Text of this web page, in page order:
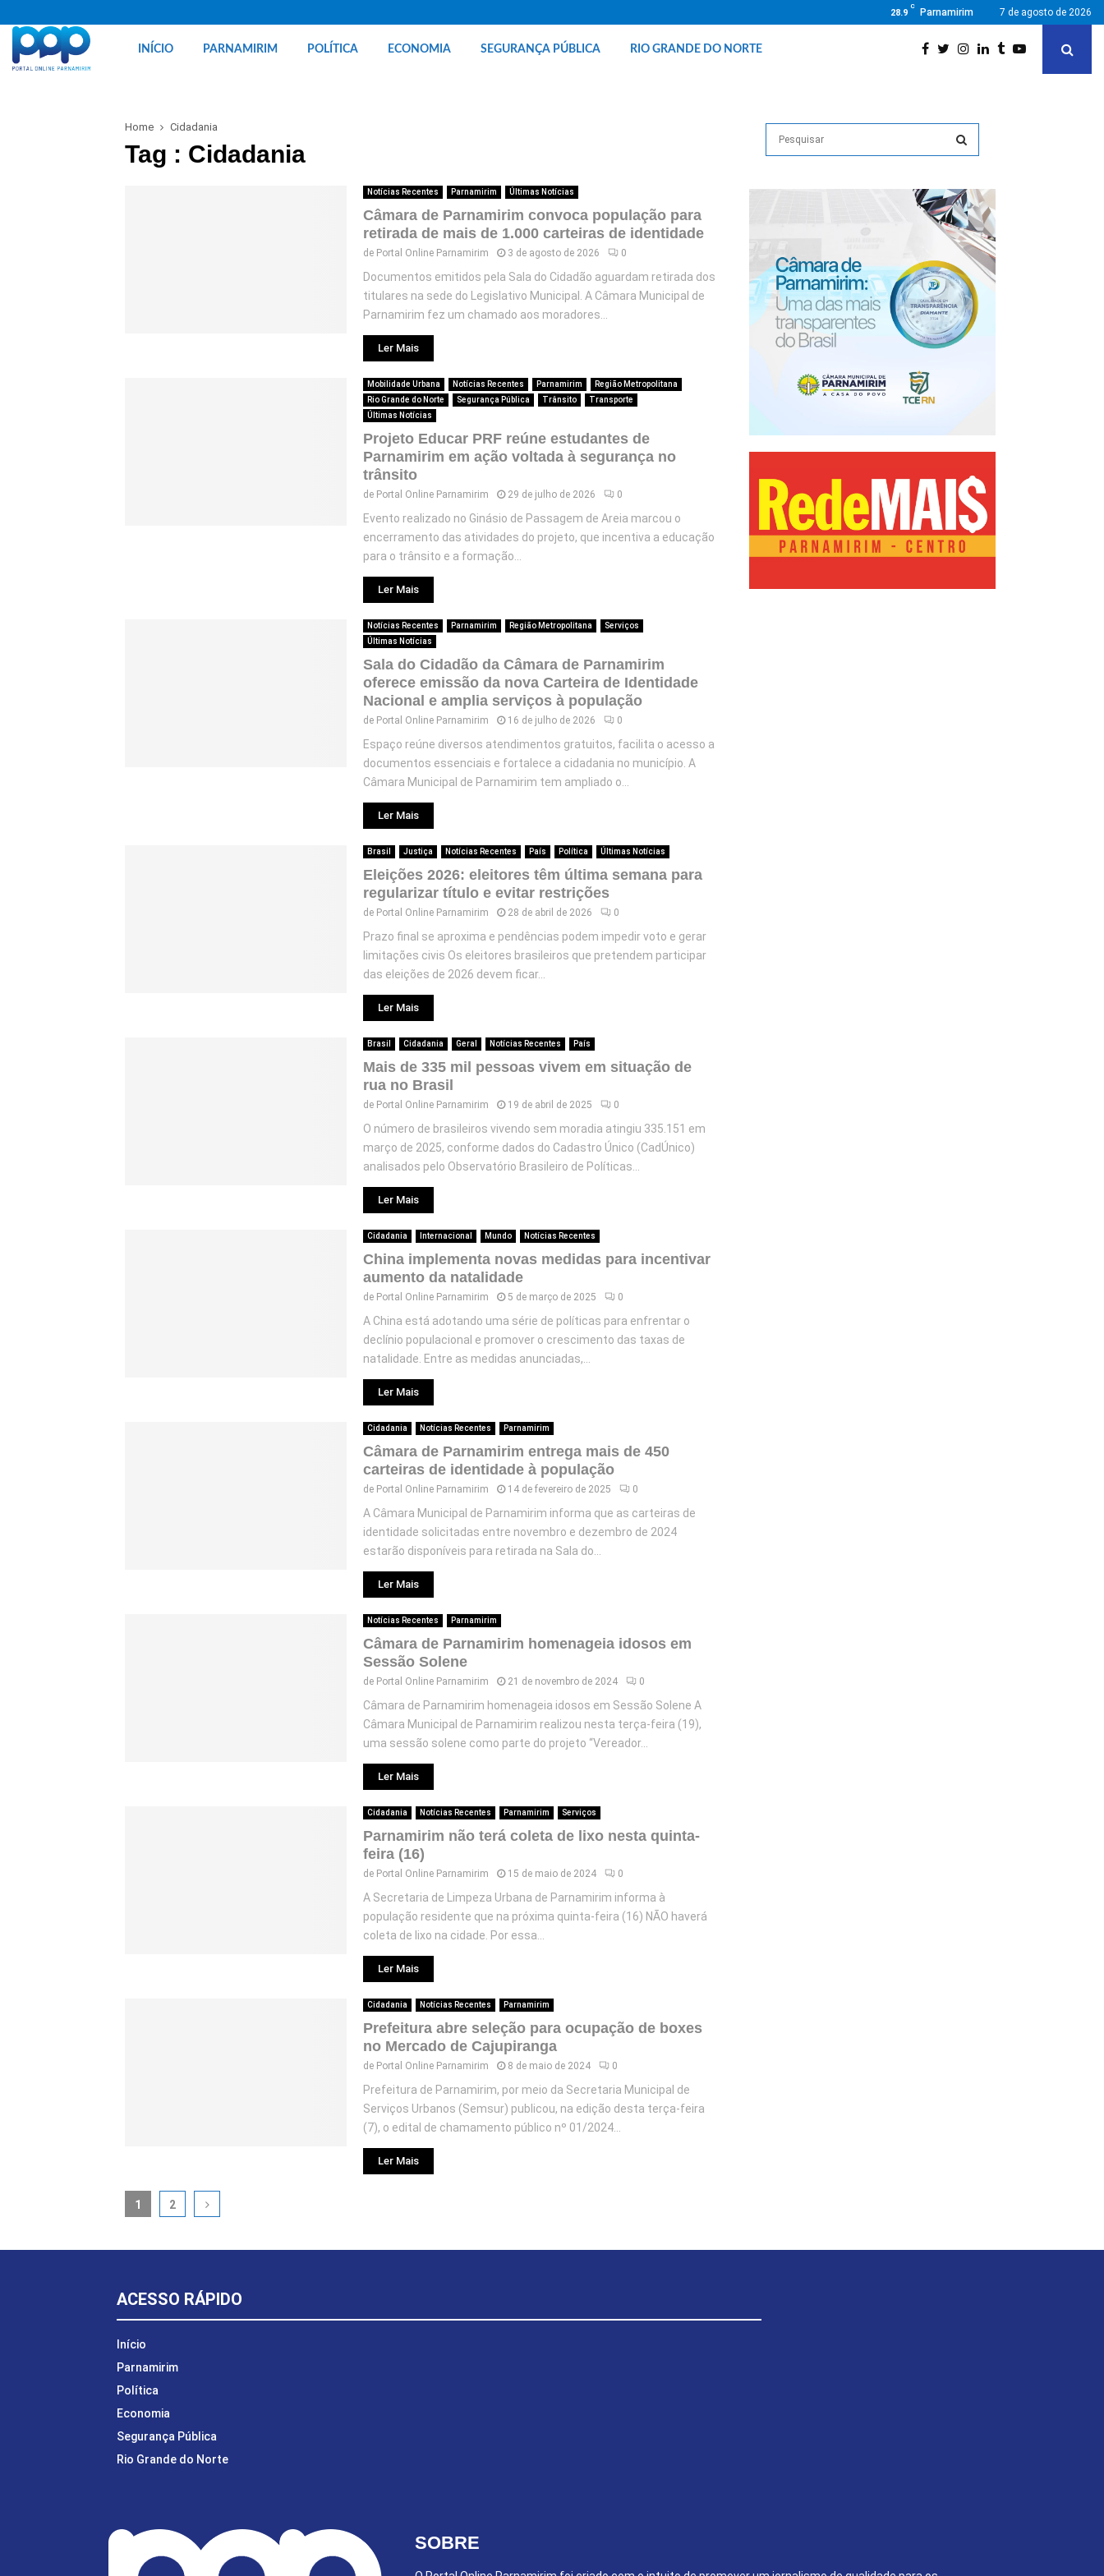
28.9
C
Parnamirim 7 de agosto de 2026
INÍCIO PARNAMIRIM POLÍTICA ECONOMIA SEGURANÇA PÚBLICA RIO GRANDE DO NORTE
Home Cidadania
Tag : Cidadania
Notícias Recentes Parnamirim Últimas Notícias
Câmara de Parnamirim convoca população para
retirada de mais de 1.000 carteiras de identidade
de Portal Online Parnamirim 3 de agosto de 2026 0
Documentos emitidos pela Sala do Cidadão aguardam retirada dos
titulares na sede do Legislativo Municipal. A Câmara Municipal de
Parnamirim fez um chamado aos moradores...
Ler Mais
Mobilidade Urbana Notícias Recentes Parnamirim
Região Metropolitana
Rio Grande do Norte
Segurança Pública Trânsito
Transporte
Últimas Notícias
Projeto Educar PRF reúne estudantes de
Parnamirim em ação voltada à segurança no
trânsito
de Portal Online Parnamirim 29 de julho de 2026 0
Evento realizado no Ginásio de Passagem de Areia marcou o
encerramento das atividades do projeto, que incentiva a educação
para o trânsito e a formação...
Ler Mais
Notícias Recentes Parnamirim Região Metropolitana
Serviços
Últimas Notícias
Sala do Cidadão da Câmara de Parnamirim
oferece emissão da nova Carteira de Identidade
Nacional e amplia serviços à população
de Portal Online Parnamirim 16 de julho de 2026 0
Espaço reúne diversos atendimentos gratuitos, facilita o acesso a
documentos essenciais e fortalece a cidadania no município. A
Câmara Municipal de Parnamirim tem ampliado o...
Ler Mais
Brasil Justiça Notícias Recentes País Política Últimas Notícias
Eleições 2026: eleitores têm última semana para
regularizar título e evitar restrições
de Portal Online Parnamirim 28 de abril de 2026 0
Prazo final se aproxima e pendências podem impedir voto e gerar
limitações civis Os eleitores brasileiros que pretendem participar
das eleições de 2026 devem ficar...
Ler Mais
Brasil Cidadania Geral Notícias Recentes País
Mais de 335 mil pessoas vivem em situação de
rua no Brasil
de Portal Online Parnamirim 19 de abril de 2025 0
O número de brasileiros vivendo sem moradia atingiu 335.151 em
março de 2025, conforme dados do Cadastro Único (CadÚnico)
analisados pelo Observatório Brasileiro de Políticas...
Ler Mais
Cidadania Internacional Mundo Notícias Recentes
China implementa novas medidas para incentivar
aumento da natalidade
de Portal Online Parnamirim 5 de março de 2025 0
A China está adotando uma série de políticas para enfrentar o
declínio populacional e promover o crescimento das taxas de
natalidade. Entre as medidas anunciadas,...
Ler Mais
Cidadania Notícias Recentes Parnamirim
Câmara de Parnamirim entrega mais de 450
carteiras de identidade à população
de Portal Online Parnamirim 14 de fevereiro de 2025 0
A Câmara Municipal de Parnamirim informa que as carteiras de
identidade solicitadas entre novembro e dezembro de 2024
estarão disponíveis para retirada na Sala do...
Ler Mais
Notícias Recentes Parnamirim
Câmara de Parnamirim homenageia idosos em
Sessão Solene
de Portal Online Parnamirim 21 de novembro de 2024 0
Câmara de Parnamirim homenageia idosos em Sessão Solene A
Câmara Municipal de Parnamirim realizou nesta terça-feira (19),
uma sessão solene como parte do projeto “Vereador...
Ler Mais
Cidadania Notícias Recentes Parnamirim Serviços
Parnamirim não terá coleta de lixo nesta quinta-
feira (16)
de Portal Online Parnamirim 15 de maio de 2024 0
A Secretaria de Limpeza Urbana de Parnamirim informa à
população residente que na próxima quinta-feira (16) NÃO haverá
coleta de lixo na cidade. Por essa...
Ler Mais
Cidadania Notícias Recentes Parnamirim
Prefeitura abre seleção para ocupação de boxes
no Mercado de Cajupiranga
de Portal Online Parnamirim 8 de maio de 2024 0
Prefeitura de Parnamirim, por meio da Secretaria Municipal de
Serviços Urbanos (Semsur) publicou, na edição desta terça-feira
(7), o edital de chamamento público nº 01/2024...
Ler Mais
1 2
ACESSO RÁPIDO
Início
Parnamirim
Política
Economia
Segurança Pública
Rio Grande do Norte
SOBRE